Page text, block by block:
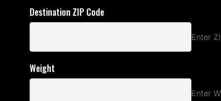
Destination ZIP Code
Enter
Weight
Enter